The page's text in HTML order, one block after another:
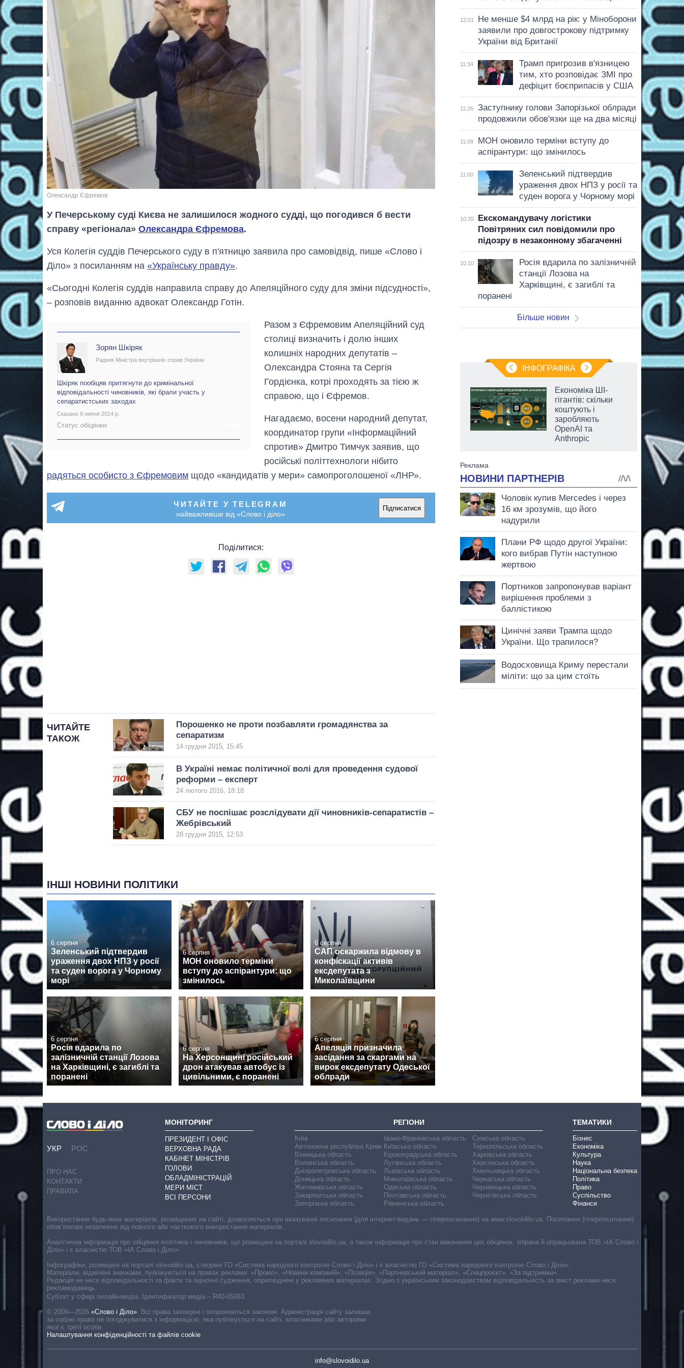
Олександр Єфремов
У Печерському суді Києва не залишилося жодного судді, що погодився б вести
справу «регіонала» Олександра Єфремова.
Уся Колегія суддів Печерського суду в п'ятницю заявила про самовідвід, пише «Слово і
Діло» з посиланням на «Українську правду».
«Сьогодні Колегія суддів направила справу до Апеляційного суду для зміни підсудності»,
– розповів виданню адвокат Олександр Готін.
Зорян Шкіряк
Радник Міністра внутрішніх справ України
Шкіряк пообіцяв притягнути до кримінальної
відповідальності чиновників, які брали участь у
сепаратистських заходах
Сказано 9 липня 2014 р.
Статус обіцянки:
Разом з Єфремовим Апеляційний суд
столиці визначить і долю інших
колишніх народних депутатів –
Олександра Стояна та Сергія
Гордієнка, котрі проходять за тією ж
справою, що і Єфремов.
Нагадаємо, восени народний депутат,
координатор групи «Інформаційний
спротив» Дмитро Тимчук заявив, що
російські політтехнологи нібито
радяться особисто з Єфремовим щодо «кандидатів у мери» самопроголошеної «ЛНР».
ЧИТАЙТЕ У TELEGRAM
найважливіше від «Слово і діло»
Підписатися
Поділитися:
ЧИТАЙТЕ
ТАКОЖ
Порошенко не проти позбавляти громадянства за
сепаратизм
14 грудня 2015, 15:45
В Україні немає політичної волі для проведення судової
реформи – експерт
24 лютого 2016, 18:18
СБУ не поспішає розслідувати дії чиновників-сепаратистів –
Жебрівський
28 грудня 2015, 12:53
ІНШІ НОВИНИ ПОЛІТИКИ
6 серпня
Зеленський підтвердив
ураження двох НПЗ у росії
та суден ворога у Чорному
морі
6 серпня
МОН оновило терміни
вступу до аспірантури: що
змінилось
6 серпня
САП оскаржила відмову в
конфіскації активів
ексдепутата з
Миколаївщини
6 серпня
Росія вдарила по
залізничній станції Лозова
на Харківщині, є загиблі та
поранені
6 серпня
На Херсонщині російський
дрон атакував автобус із
цивільними, є поранені
6 серпня
Апеляція призначила
засідання за скаргами на
вирок ексдепутату Одеської
облради
12:01
Не менше $4 млрд на рік: у Міноборони
заявили про довгострокову підтримку
України від Британії
11:34
Трамп пригрозив в'язницею
тим, хто розповідає ЗМІ про
дефіцит боєприпасів у США
11:26
Заступнику голови Запорізької облради
продовжили обов'язки ще на два місяці
11:09
МОН оновило терміни вступу до
аспірантури: що змінилось
11:00
Зеленський підтвердив
ураження двох НПЗ у росії та
суден ворога у Чорному морі
10:35
Екскомандувачу логістики
Повітряних сил повідомили про
підозру в незаконному збагаченні
10:10
Росія вдарила по залізничній
станції Лозова на
Харківщині, є загиблі та
поранені
Більше новин
ІНФОГРАФІКА
область стали
головною ціллю
рф
Економіка ШІ-
гігантів: скільки
коштують і
заробляють
OpenAI та
Anthropic
УКР РОС
ПРО НАС
КОНТАКТИ
ПРАВИЛА
МОНІТОРИНГ
ПРЕЗИДЕНТ І ОФІС
ВЕРХОВНА РАДА
КАБІНЕТ МІНІСТРІВ
ГОЛОВИ
ОБЛАДМІНІСТРАЦІЙ
МЕРИ МІСТ
ВСІ ПЕРСОНИ
РЕГІОНИ
Київ
Автономна республіка Крим
Вінницька область
Волинська область
Дніпропетровська область
Донецька область
Житомирська область
Закарпатська область
Запорізька область
Івано-Франківська область
Київська область
Кіровоградська область
Луганська область
Львівська область
Миколаївська область
Одеська область
Полтавська область
Рівненська область
Сумська область
Тернопільська область
Харківська область
Херсонська область
Хмельницька область
Черкаська область
Чернівецька область
Чернігівська область
ТЕМАТИКИ
Бізнес
Економіка
Культура
Наука
Національна безпека
Політика
Право
Суспільство
Фінанси
Cуб'єкт у сфері онлайн-медіа. Ідентифікатор медіа – R40-05063
© 2009—2026 «Слово і Діло». Всі права захищені і охороняються законом. Адміністрація сайту залишає
за собою право не погоджуватися з інформацією, яка публікується на сайті, власниками або авторами
якої є треті особи.
Налаштування конфіденційності та файлів cookie
info@slovoidilo.ua
Використання будь-яких матеріалів, розміщених на сайті, дозволяється при вказуванні посилання (для інтернет-видань — гіперпосилання) на www.slovoidilo.ua. Посилання (гіперпосилання)
обов’язкове незалежно від повного або часткового використання матеріалів.
Аналітична інформація про обіцянки політиків і чиновників, що розміщені на порталі slovoidilo.ua, а також інформація про стан виконання цих обіцянок, зібрана й опрацьована ТОВ «ІА Слово і
Діло» і є власністю ТОВ «ІА Слово і Діло».
Інфографіки, розміщені на порталі slovoidilo.ua, створені ГО «Система народного контролю Слово і Діло» і є власністю ГО «Система народного контролю Слово і Діло».
Матеріали, відмічені значками, публікуються на правах реклами: «Промо», «Новини компаній», «Позиція», «Партнерський матеріал», «Спецпроєкт», «За підтримки».
Редакція не несе відповідальності за факти та оціночні судження, оприлюднені у рекламних матеріалах. Згідно з українським законодавством відповідальність за зміст реклами несе
рекламодавець.